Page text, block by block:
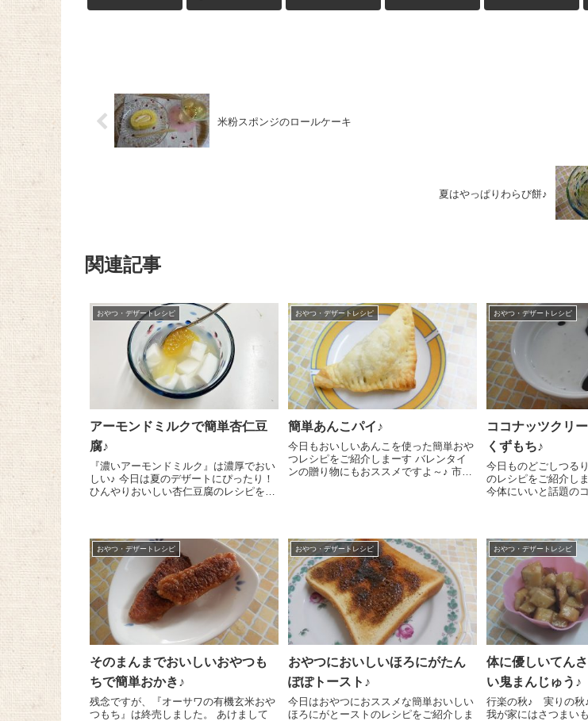
米粉スポンジのロールケーキ
夏はやっぱりわらび餅♪
関連記事
おやつ・デザートレシピ
アーモンドミルクで簡単杏仁豆
腐♪
『濃いアーモンドミルク』は濃厚でおい
しい♪ 今日は夏のデザートにぴったり！
ひんやりおいしい杏仁豆腐のレシピをご
おやつ・デザートレシピ
簡単あんこパイ♪
今日もおいしいあんこを使った簡単おや
つレシピをご紹介しまーす バレンタイ
ンの贈り物にもおススメですよ～♪ 市販
おやつ・デザートレシピ
ココナッツクリ
くずもち♪
今日ものどごしつる
のレシピをご紹介し
今体にいいと話題の
ギュラーでも穀...
おやつ・デザートレシピ
そのまんまでおいしいおやつも
ちで簡単おかき♪
残念ですが、『オーサワの有機玄米おや
つもち』は終売しました。 あけまして
おやつ・デザートレシピ
おやつにおいしいほろにがたん
ぽぽトースト♪
今日はおやつにおススメな簡単おいしい
ほろにがとーストのレシピをご紹介しま
おやつ・デザートレシピ
体に優しいてん
い鬼まんじゅう♪
行楽の秋♪ 実りの
我が家にはさつまい